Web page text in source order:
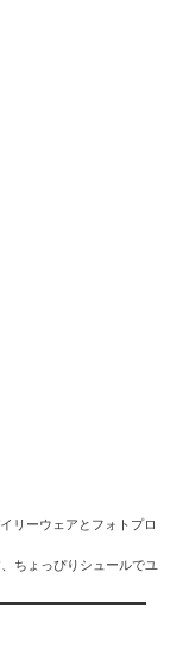
リーウェアとフォトプロ
ちょっぴりシュールでユ